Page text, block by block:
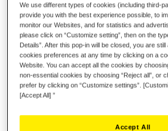
¡TOMA EL CONTROL,
TAREA!
Toma el control completo de cualquier
maquinaria pesada con el SimTask
preciso y versátil de Thrustmaster, que
direccionales, un stick multifunción, un
Debe usarse con un volante para jugar
We use different types of cookies (including third-
provide you with the best experience possible, to
monitor our Websites, and for statistics and
please click on “Customize setting”, then on the
Details”. After this pop-in will be closed, you are
cookies preferences at any time by clicking on a
Website. You can accept all the cookies by
non-essential cookies by choosing “Reject all”, or
prefer by clicking on “Customize settings”.
[Accept All] ”
Accept All